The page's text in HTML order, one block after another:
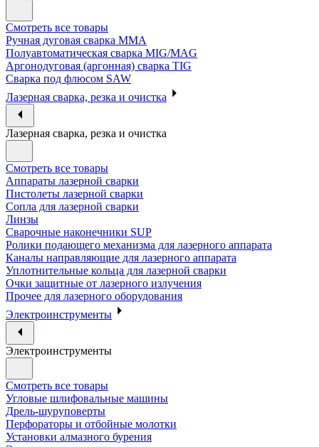
Смотреть все товары
Ручная дуговая сварка MMA
Полуавтоматическая сварка MIG/MAG
Аргонодуговая (аргонная) сварка TIG
Сварка под флюсом SAW
Лазерная сварка, резка и очистка
Лазерная сварка, резка и очистка
Смотреть все товары
Аппараты лазерной сварки
Пистолеты лазерной сварки
Сопла для лазерной сварки
Линзы
Сварочные наконечники SUP
Ролики подающего механизма для лазерного аппарата
Каналы направляющие для лазерного аппарата
Уплотнительные кольца для лазерной сварки
Очки защитные от лазерного излучения
Прочее для лазерного оборудования
Электроинструменты
Электроинструменты
Смотреть все товары
Угловые шлифовальные машины
Дрель-шуруповерты
Перфораторы и отбойные молотки
Установки алмазного бурения